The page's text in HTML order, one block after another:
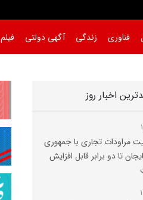
فناوری زندگی آگهی دولتی فیلم
اخبار روز
مراودات تجاری با جمهوری
تا دو برابر قابل افزایش